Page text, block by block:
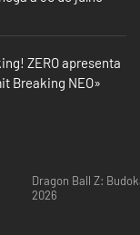
ZERO apresenta
Breaking NEO»
Dragon Ball Z:
2026